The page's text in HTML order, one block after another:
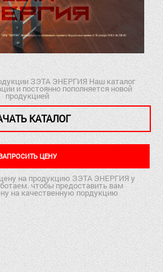
ЗЭТА ЭНЕРГИЯ Наш каталог
и постоянно пополняется новой
продукцией
КАТАЛОГ
ЦЕНУ
на продукцию ЗЭТА ЭНЕРГИЯ у
чтобы предоставить вам
на качественную пордукцию